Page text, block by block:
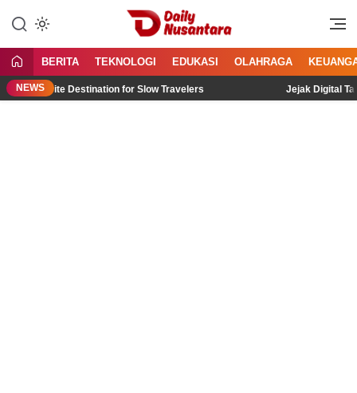
konten
Daily Nusantara
Menyajikan Fakta, Menginspirasi
BERITA TEKNOLOGI EDUKASI OLAHRAGA
NEWSDestination for Slow Travelers Jejak Digital Tak